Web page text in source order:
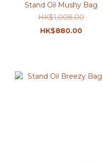
Stand Oil Mushy Bag
HK$1,008.00
HK$880.00